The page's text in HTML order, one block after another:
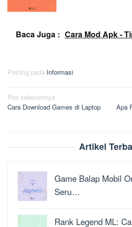
Baca Juga : Cara Mod Apk -
Posting pada Informasi
Navigasi
pos
Pos sebelumnya
Cara Download Games di Laptop
Apa
Artikel
Game Balap Mobil
Seru…
Rank Legend ML: